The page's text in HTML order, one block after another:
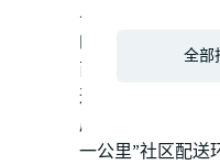
与此同时，租赁
的变化。首先，
商对非保税物流
这些企业更倾向
店及客户的配送
一公里”社区配送
全部